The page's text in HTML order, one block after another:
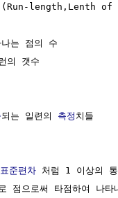
(Run-length,Lenth of
는 점의 수
의 갯수
되는 일련의 측정 치들
표준편차 처럼 1 이상의
점으로써 타점하여 나타